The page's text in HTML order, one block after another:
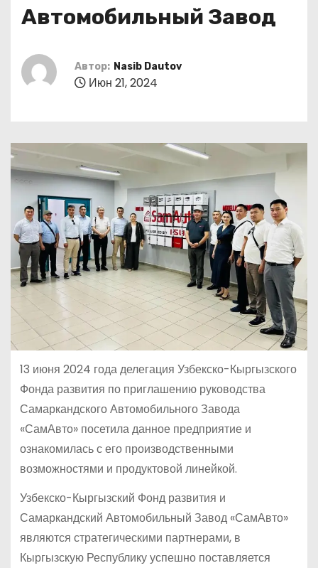
Автомобильный Завод
Автор: Nasib Dautov
Июн 21, 2024
13 июня 2024 года делегация Узбекско-Кыргызского
Фонда развития по приглашению руководства
Самаркандского Автомобильного Завода
«СамАвто» посетила данное предприятие и
ознакомилась с его производственными
возможностями и продуктовой линейкой.
Узбекско-Кыргызский Фонд развития и
Самаркандский Автомобильный Завод «СамАвто»
являются стратегическими партнерами, в
Кыргызскую Республику успешно поставляется